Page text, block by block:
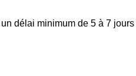
délai minimum de 5 à 7